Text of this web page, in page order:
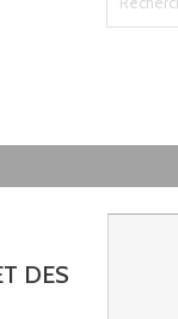
DES